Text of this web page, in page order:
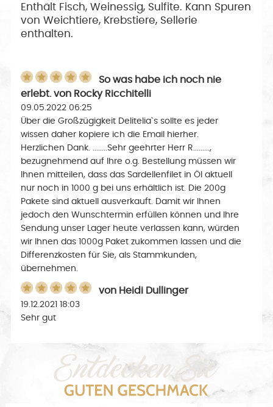
Enthält Fisch, Weinessig, Sulfite. Kann Spuren
von Weichtiere, Krebstiere, Sellerie
enthalten.
So was habe ich noch nie
erlebt. von Rocky Ricchitelli
09.05.2022 06:25
Über die Großzügigkeit Delitelia`s sollte es jeder
wissen daher kopiere ich die Email hierher.
Herzlichen Dank. ........Sehr geehrter Herr R.........,
bezugnehmend auf Ihre o.g. Bestellung müssen wir
Ihnen mitteilen, dass das Sardellenfilet in Öl aktuell
nur noch in 1000 g bei uns erhältlich ist. Die 200g
Pakete sind aktuell ausverkauft. Damit wir Ihnen
jedoch den Wunschtermin erfüllen können und Ihre
Sendung unser Lager heute verlassen kann, würden
wir Ihnen das 1000g Paket zukommen lassen und die
Differenzkosten für Sie, als Stammkunden,
übernehmen.
von Heidi Dullinger
19.12.2021 18:03
Sehr gut